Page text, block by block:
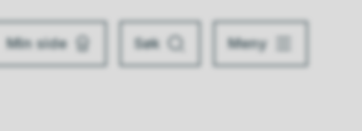
Min side Søk Meny